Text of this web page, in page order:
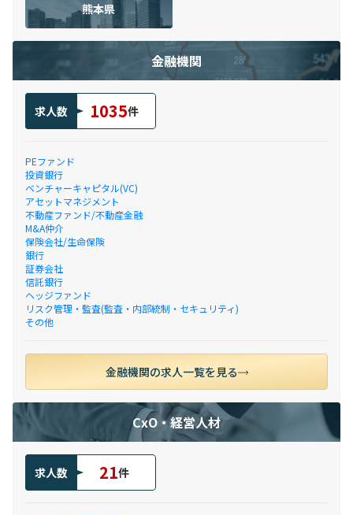
熊本県
金融機関
求人数 1035件
PEファンド
投資銀行
ベンチャーキャピタル(VC)
アセットマネジメント
不動産ファンド/不動産金融
M&A仲介
保険会社/生命保険
銀行
証券会社
信託銀行
ヘッジファンド
リスク管理・監査(監査・内部統制・セキュリティ)
その他
金融機関の求人一覧を見る
CxO・経営人材
求人数 21件